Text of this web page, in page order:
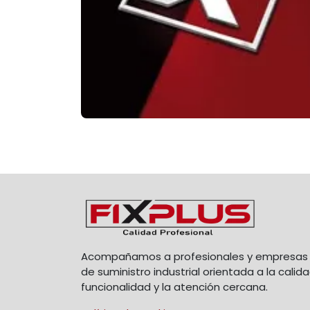
Acompañamos a profesionales y
de suministro industrial orientada a la
funcionalidad y la atención cercana.